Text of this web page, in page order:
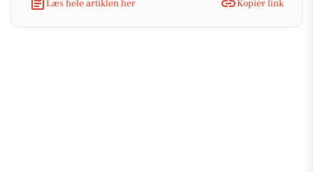
Læs hele artiklen her
Kopiér link